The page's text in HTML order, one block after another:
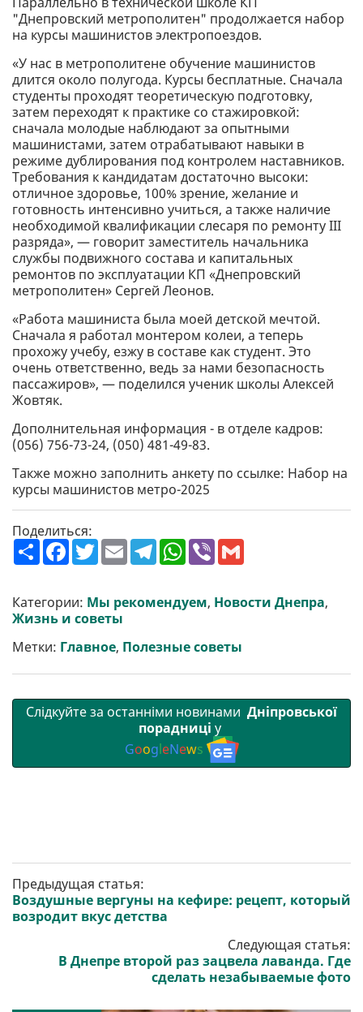
"Днепровский метрополитен" продолжается набор
на курсы машинистов электропоездов.
«У нас в метрополитене обучение машинистов
длится около полугода. Курсы бесплатные. Сначала
студенты проходят теоретическую подготовку,
затем переходят к практике со стажировкой:
сначала молодые наблюдают за опытными
машинистами, затем отрабатывают навыки в
режиме дублирования под контролем наставников.
Требования к кандидатам достаточно высоки:
отличное здоровье, 100% зрение, желание и
готовность интенсивно учиться, а также наличие
необходимой квалификации слесаря ​​по ремонту ІІІ
разряда», — говорит заместитель начальника
службы подвижного состава и капитальных
ремонтов по эксплуатации КП «Днепровский
метрополитен» Сергей Леонов.
«Работа машиниста была моей детской мечтой.
Сначала я работал монтером колеи, а теперь
прохожу учебу, езжу в составе как студент. Это
очень ответственно, ведь за нами безопасность
пассажиров», — поделился ученик школы Алексей
Жовтяк.
Дополнительная информация - в отделе кадров:
(056) 756-73-24, (050) 481-49-83.
Также можно заполнить анкету по ссылке: Набор на
курсы машинистов метро-2025
Поделиться:
П
о
р
и
т
F
a
b
o
o
T
w
t
e
r
E
m
l
T
e
g
r
W
h
s
A
V
r l
Категории: Мы рекомендуем, Новости Днепра,
Жизнь и советы
Метки: Главное, Полезные советы
Слідкуйте за останніми новинами Дніпровської
порадниці у
GoogleNews
Предыдущая статья:
Воздушные вергуны на кефире: рецепт, который
возродит вкус детства
Следующая статья:
В Днепре второй раз зацвела лаванда. Где
сделать незабываемые фото